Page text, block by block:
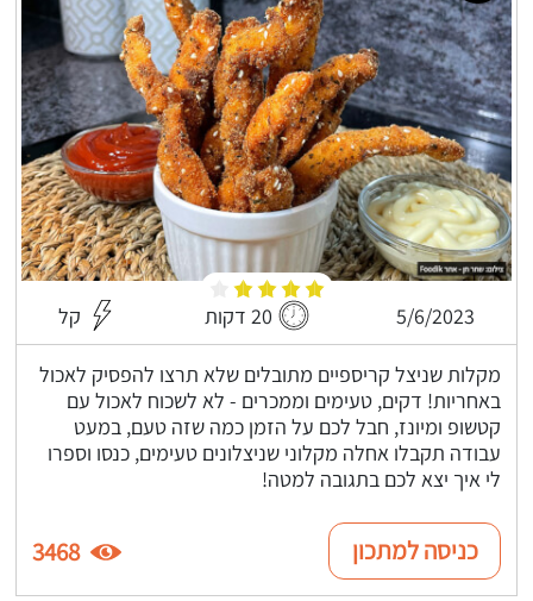
5/6/2023 20 דקות קל
מקלות שניצל קריספיים מתובלים שלא תרצו להפסיק לאכול
באחריות! דקים, טעימים וממכרים - לא לשכוח לאכול עם
קטשופ ומיונז, חבל לכם על הזמן כמה שזה טעם, במעט
עבודה תקבלו אחלה מקלוני שניצלונים טעימים, כנסו וספרו
לי איך יצא לכם בתגובה למטה!
כניסה למתכון 3468